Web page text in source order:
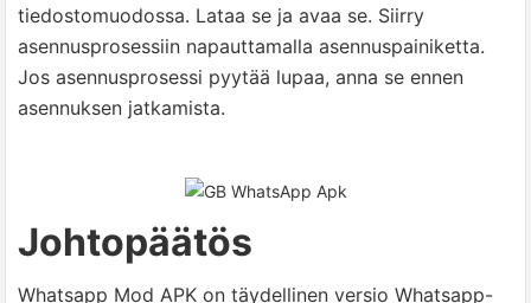
tiedostomuodossa. Lataa se ja avaa se. Siirry
asennusprosessiin napauttamalla asennuspainiketta.
Jos asennusprosessi pyytää lupaa, anna se ennen
asennuksen jatkamista.
Johtopäätös
Whatsapp Mod APK on täydellinen versio Whatsapp-